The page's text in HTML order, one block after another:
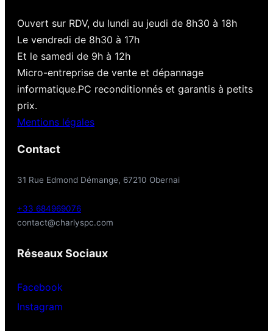
Ouvert sur RDV, du lundi au jeudi de 8h30 à 18h
Le vendredi de 8h30 à 17h
Et le samedi de 9h à 12h
Micro-entreprise de vente et dépannage
informatique.PC reconditionnés et garantis à petits
prix.
Mentions légales
Contact
31 Rue Edmond Démange, 67210 Obernai
+33 684969076
contact@charlyspc.com
Réseaux Sociaux
Facebook
Instagram